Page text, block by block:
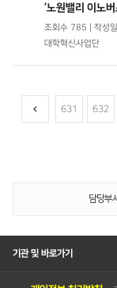
‘노원밸리 이노
조회수 785 | 작성
대학혁신사업단
631 632
담당
기관 및 바로가기